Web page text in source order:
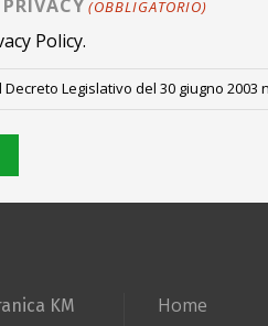
(OBBLIGATORIO)
Policy.
Legislativo del 30 giugno 2003
KM
Home